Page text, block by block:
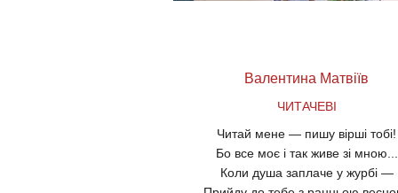
Валентина Матвіїв
ЧИТАЧЕВІ
Читай мене — пишу вірші тобі!
Бо все моє і так живе зі мною...
Коли душа заплаче у журбі —